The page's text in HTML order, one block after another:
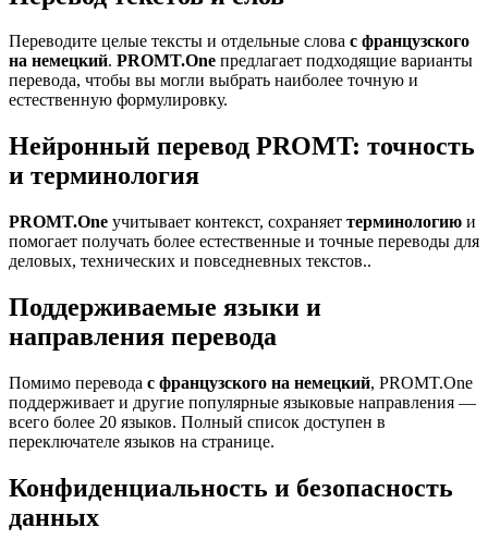
Переводите целые тексты и отдельные слова с французского
на немецкий. PROMT.One предлагает подходящие варианты
перевода, чтобы вы могли выбрать наиболее точную и
естественную формулировку.
Нейронный перевод PROMT: точность
и терминология
PROMT.One учитывает контекст, сохраняет терминологию и
помогает получать более естественные и точные переводы для
деловых, технических и повседневных текстов..
Поддерживаемые языки и
направления перевода
Помимо перевода с французского на немецкий, PROMT.One
поддерживает и другие популярные языковые направления —
всего более 20 языков. Полный список доступен в
переключателе языков на странице.
Конфиденциальность и безопасность
данных